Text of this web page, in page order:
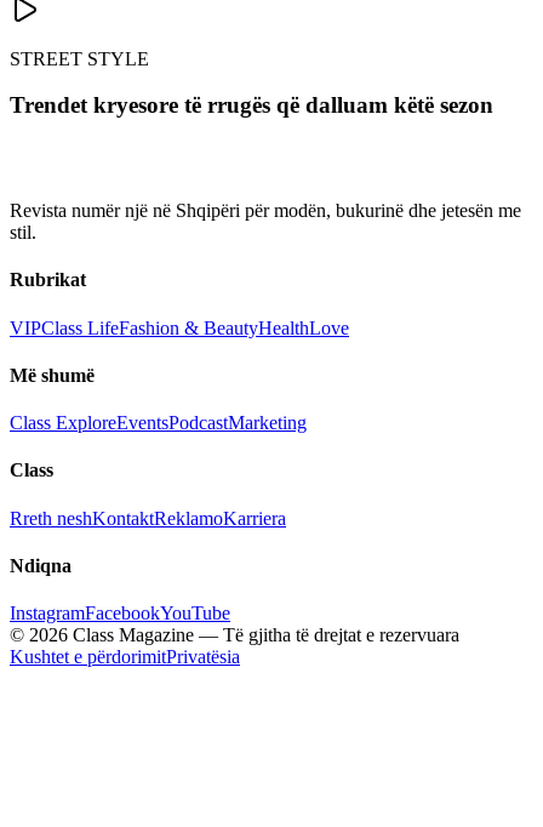
STREET STYLE
Trendet kryesore të rrugës që dalluam këtë sezon
Revista numër një në Shqipëri për modën, bukurinë dhe jetesën me
stil.
Rubrikat
VIPClass LifeFashion & BeautyHealthLove
Më shumë
Class ExploreEventsPodcastMarketing
Class
Rreth neshKontaktReklamoKarriera
Ndiqna
InstagramFacebookYouTube
© 2026 Class Magazine — Të gjitha të drejtat e rezervuara
Kushtet e përdorimitPrivatësia